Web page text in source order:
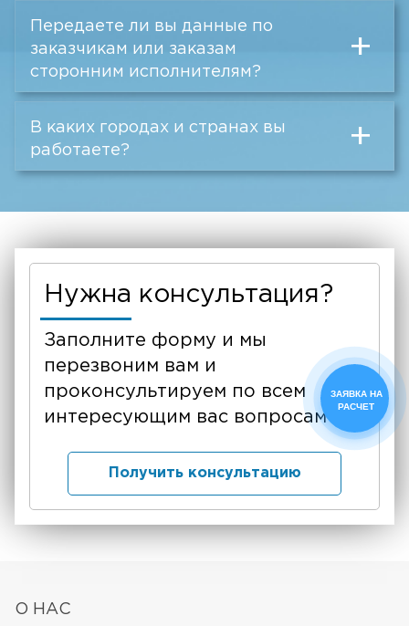
Передаете ли вы данные по
заказчикам или заказам
сторонним исполнителям?
+
В каких городах и странах вы
работаете?
+
Нужна консультация?
Заполните форму и мы
перезвоним вам и
проконсультируем по всем
интересующим вас вопросам
Получить консультацию
О НАС
ЗАЯВКА НА
РАСЧЕТ